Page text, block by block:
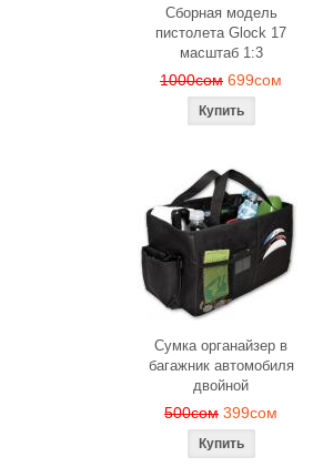
Сборная модель
пистолета Glock 17
масштаб 1:3
1000сом 699сом
Сумка органайзер в
багажник автомобиля
двойной
500сом 399сом